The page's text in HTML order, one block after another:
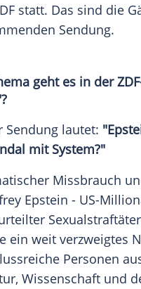
statt. Das sind die
Sendung.
geht es in der
Sendung lautet:
mit System?"
Missbrauch
Epstein - US-
ein weit verzweigtes
Personen
Wissenschaft und